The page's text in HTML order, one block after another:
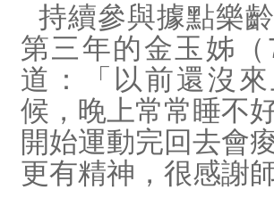
持續參與據點樂
第三年的金玉姊
道：「以前還沒
候，晚上常常睡不
開始運動完回去會
更有精神，很感謝